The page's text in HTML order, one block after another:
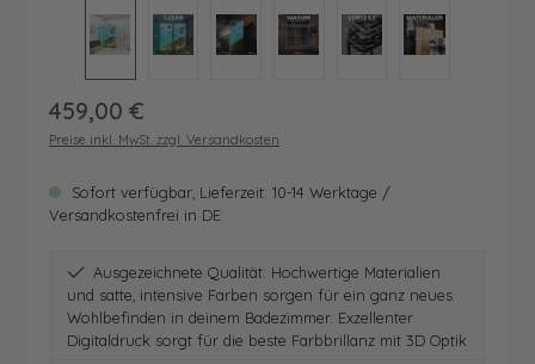
Regulärer Preis:
459,00 €
Preise inkl. MwSt. zzgl. Versandkosten
Sofort verfügbar, Lieferzeit: 10-14 Werktage /
Versandkostenfrei in DE
Ausgezeichnete Qualität: Hochwertige Materialien
und satte, intensive Farben sorgen für ein ganz neues
Wohlbefinden in deinem Badezimmer. Exzellenter
Digitaldruck sorgt für die beste Farbbrillanz mit 3D Optik